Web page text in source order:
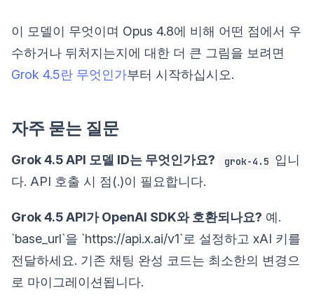
이 모델이 무엇이며 Opus 4.8에 비해 어떤 점에서 우
수하거나 뒤처지는지에 대한 더 큰 그림을 보려면
Grok 4.5란 무엇인가부터 시작하십시오.
자주 묻는 질문
Grok 4.5 API 모델 ID는 무엇인가요? grok-4.5 입니
다. API 호출 시 점(.)이 필요합니다.
Grok 4.5 API가 OpenAI SDK와 호환되나요? 예.
`base_url`을 `https://api.x.ai/v1`로 설정하고 xAI 키를
전달하세요. 기존 채팅 완성 코드는 최소한의 변경으
로 마이그레이션됩니다.